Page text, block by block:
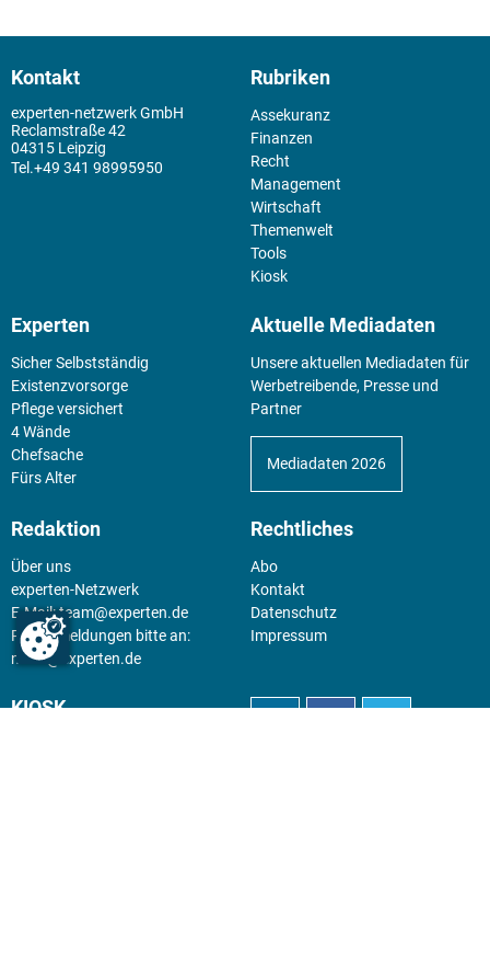
Kontakt
experten-netzwerk GmbH
Reclamstraße 42
04315 Leipzig
+49 341 98995950
Rubriken
Assekuranz
Finanzen
Recht
Management
Wirtschaft
Themenwelt
Tools
Kiosk
Experten
Sicher Selbstständig
Existenz­vorsorge
Pflege versichert
4 Wände
Chefsache
Fürs Alter
Aktuelle Mediadaten
Unsere aktuellen Mediadaten für
Werbetreibende, Presse und
Partner
Mediadaten 2026
Redaktion
Über uns
experten-Netzwerk
E-Mail:team@experten.de
Pressemeldungen bitte an:
news@experten.de
Rechtliches
Abo
Kontakt
Datenschutz
Impressum
KIOSK